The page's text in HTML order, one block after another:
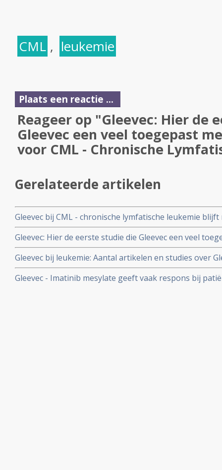
CML , leukemie
Plaats een reactie ...
Reageer op "Gleevec: Hier de
Gleevec een veel toegepast
voor CML - Chronische
Gerelateerde artikelen
Gleevec bij CML - chronische lymfatische leukemie
Gleevec: Hier de eerste studie die Gleevec een veel
CML - Chronische Lymfatische Leukemie
Gleevec bij leukemie: Aantal artikelen en studies over
studies met vormen van leukemie.
Gleevec - Imatinib mesylate geeft vaak respons bij